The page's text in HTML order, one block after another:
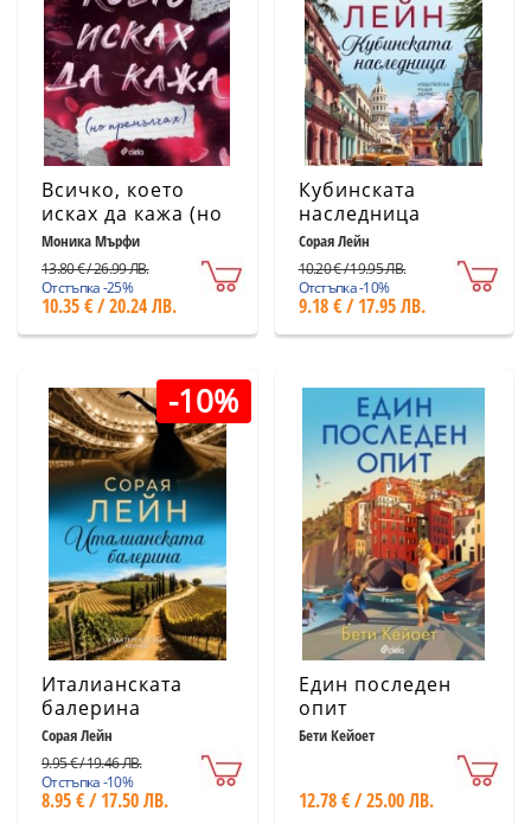
Всичко, което
исках да кажа (но
премълчах)
Моника Мърфи
13.80 € / 26.99 ЛВ.
Отстъпка -25%
10.35 € / 20.24 ЛВ.
Кубинската
наследница
Сорая Лейн
10.20 € / 19.95 ЛВ.
Отстъпка -10%
9.18 € / 17.95 ЛВ.
-10%
Италианската
балерина
Сорая Лейн
9.95 € / 19.46 ЛВ.
Отстъпка -10%
8.95 € / 17.50 ЛВ.
Един последен
опит
Бети Кейоет
12.78 € / 25.00 ЛВ.